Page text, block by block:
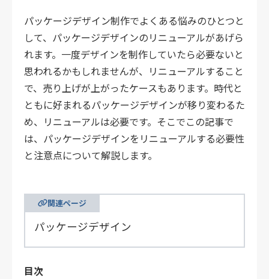
パッケージデザイン制作でよくある悩みのひとつと
して、パッケージデザインのリニューアルがあげら
れます。一度デザインを制作していたら必要ないと
思われるかもしれませんが、リニューアルすること
で、売り上げが上がったケースもあります。時代と
ともに好まれるパッケージデザインが移り変わるた
め、リニューアルは必要です。そこでこの記事で
は、パッケージデザインをリニューアルする必要性
と注意点について解説します。
関連ページ
パッケージデザイン
目次